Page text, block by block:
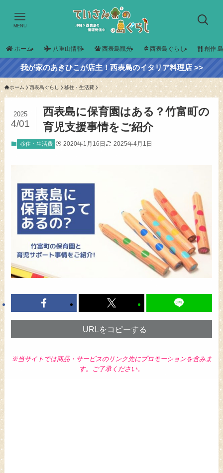
MENU
ホーム 八重山情報 西表島観光 西表島ぐらし 創作
我が家のあきひこが店主！西表島のイタリア料理店 >>
ホーム 西表島ぐらし 移住・生活費
西表島に保育園はある？竹富町の
育児支援事情をご紹介
2025
4/01
移住・生活費 2020年1月16日 2025年4月1日
URLをコピーする
※当サイトでは商品・サービスのリンク先にプロモーションを含みま
す。ご了承ください。